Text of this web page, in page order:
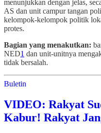
menunjukkan dengan jelas,
AS dan unit campur tangan
kelompok-kelompok politik
protes.
Bagian yang menakutkan:
NED1 dan unit-unitnya
tidak bersalah.
Buletin
VIDEO: Rakyat
Kabur! Rakyat